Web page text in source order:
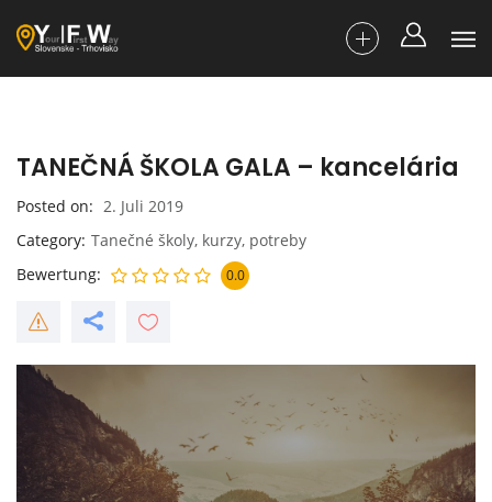
TANEČNÁ ŠKOLA GALA – kancelária
Posted on
2. Juli 2019
Category Tanečné školy, kurzy, potreby
Bewertung
0.0